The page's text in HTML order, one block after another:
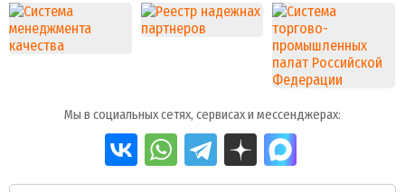
Мы в социальных сетях, сервисах и мессенджерах: